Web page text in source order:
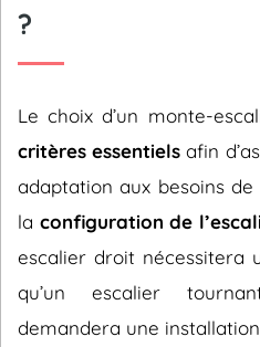
?
Le choix d’un monte-
critères essentiels afin
adaptation aux besoins de
la configuration de
escalier droit nécessitera
qu’un escalier
demandera une